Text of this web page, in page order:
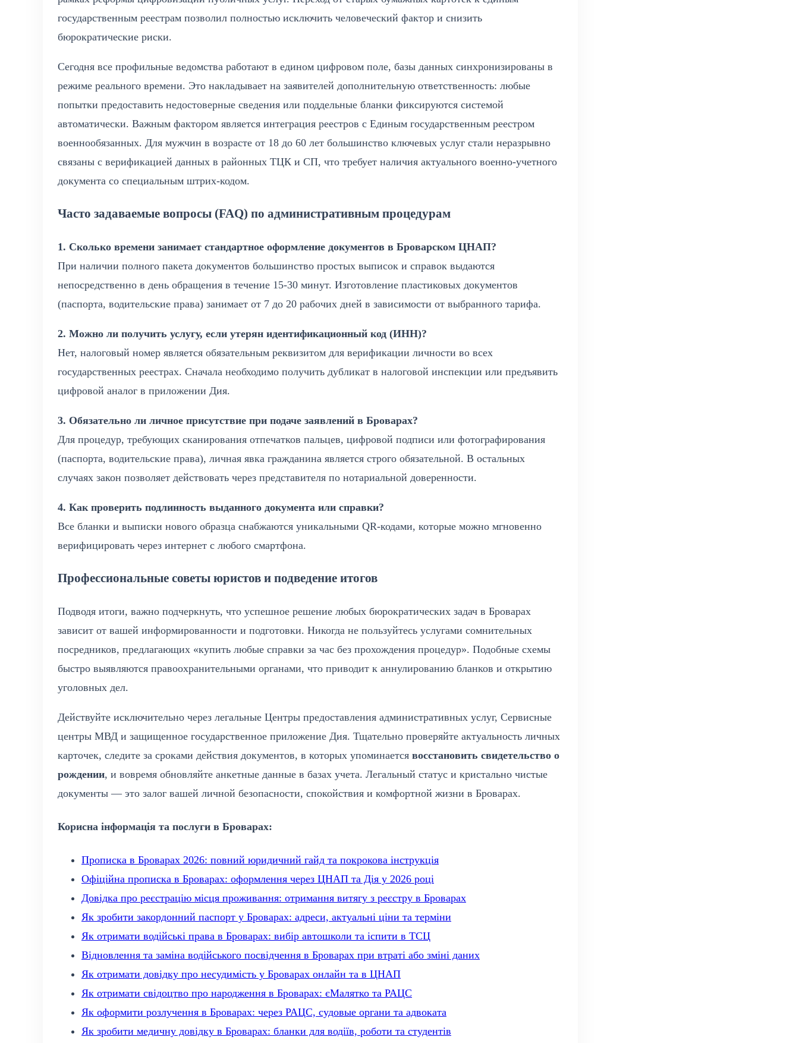
государственным реестрам позволил полностью исключить человеческий фактор и снизить
бюрократические риски.
Сегодня все профильные ведомства работают в едином цифровом поле, базы данных синхронизированы в
режиме реального времени. Это накладывает на заявителей дополнительную ответственность: любые
попытки предоставить недостоверные сведения или поддельные бланки фиксируются системой
автоматически. Важным фактором является интеграция реестров с Единым государственным реестром
военнообязанных. Для мужчин в возрасте от 18 до 60 лет большинство ключевых услуг стали неразрывно
связаны с верификацией данных в районных ТЦК и СП, что требует наличия актуального военно-учетного
документа со специальным штрих-кодом.
Часто задаваемые вопросы (FAQ) по административным процедурам
1. Сколько времени занимает стандартное оформление документов в Броварском ЦНАП?
При наличии полного пакета документов большинство простых выписок и справок выдаются
непосредственно в день обращения в течение 15-30 минут. Изготовление пластиковых документов
(паспорта, водительские права) занимает от 7 до 20 рабочих дней в зависимости от выбранного тарифа.
2. Можно ли получить услугу, если утерян идентификационный код (ИНН)?
Нет, налоговый номер является обязательным реквизитом для верификации личности во всех
государственных реестрах. Сначала необходимо получить дубликат в налоговой инспекции или предъявить
цифровой аналог в приложении Дия.
3. Обязательно ли личное присутствие при подаче заявлений в Броварах?
Для процедур, требующих сканирования отпечатков пальцев, цифровой подписи или фотографирования
(паспорта, водительские права), личная явка гражданина является строго обязательной. В остальных
случаях закон позволяет действовать через представителя по нотариальной доверенности.
4. Как проверить подлинность выданного документа или справки?
Все бланки и выписки нового образца снабжаются уникальными QR-кодами, которые можно мгновенно
верифицировать через интернет с любого смартфона.
Профессиональные советы юристов и подведение итогов
Подводя итоги, важно подчеркнуть, что успешное решение любых бюрократических задач в Броварах
зависит от вашей информированности и подготовки. Никогда не пользуйтесь услугами сомнительных
посредников, предлагающих «купить любые справки за час без прохождения процедур». Подобные схемы
быстро выявляются правоохранительными органами, что приводит к аннулированию бланков и открытию
уголовных дел.
Действуйте исключительно через легальные Центры предоставления административных услуг, Сервисные
центры МВД и защищенное государственное приложение Дия. Тщательно проверяйте актуальность личных
карточек, следите за сроками действия документов, в которых упоминается восстановить свидетельство о
рождении, и вовремя обновляйте анкетные данные в базах учета. Легальный статус и кристально чистые
документы — это залог вашей личной безопасности, спокойствия и комфортной жизни в Броварах.
Корисна інформація та послуги в Броварах:
Прописка в Броварах 2026: повний юридичний гайд та покрокова інструкція
Офіційна прописка в Броварах: оформлення через ЦНАП та Дія у 2026 році
Довідка про реєстрацію місця проживання: отримання витягу з реєстру в Броварах
Як зробити закордонний паспорт у Броварах: адреси, актуальні ціни та терміни
Як отримати водійські права в Броварах: вибір автошколи та іспити в ТСЦ
Відновлення та заміна водійського посвідчення в Броварах при втраті або зміні даних
Як отримати довідку про несудимість у Броварах онлайн та в ЦНАП
Як отримати свідоцтво про народження в Броварах: єМалятко та РАЦС
Як оформити розлучення в Броварах: через РАЦС, судовые органи та адвоката
Як зробити медичну довідку в Броварах: бланки для водіїв, роботи та студентів